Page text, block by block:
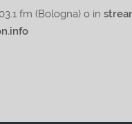
fm (Bologna) o in